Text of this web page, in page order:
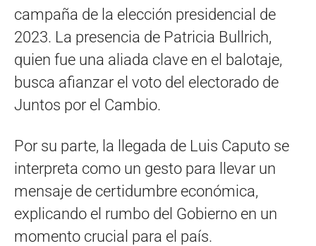
campaña de la elección presidencial de
2023. La presencia de Patricia Bullrich,
quien fue una aliada clave en el balotaje,
busca afianzar el voto del electorado de
Juntos por el Cambio.
Por su parte, la llegada de Luis Caputo se
interpreta como un gesto para llevar un
mensaje de certidumbre económica,
explicando el rumbo del Gobierno en un
momento crucial para el país.